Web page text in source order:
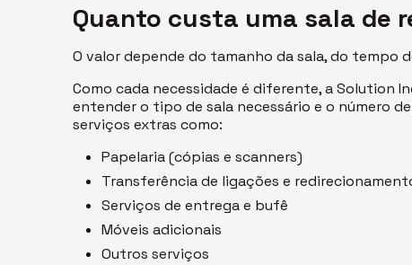
Quanto custa uma sala de
O valor depende do tamanho da sala, do tempo
Como cada necessidade é diferente, a Solution
entender o tipo de sala necessário e o número
serviços extras como:
Papelaria (cópias e scanners)
Transferência de ligações e
Serviços de entrega e bufê
Móveis adicionais
Outros serviços